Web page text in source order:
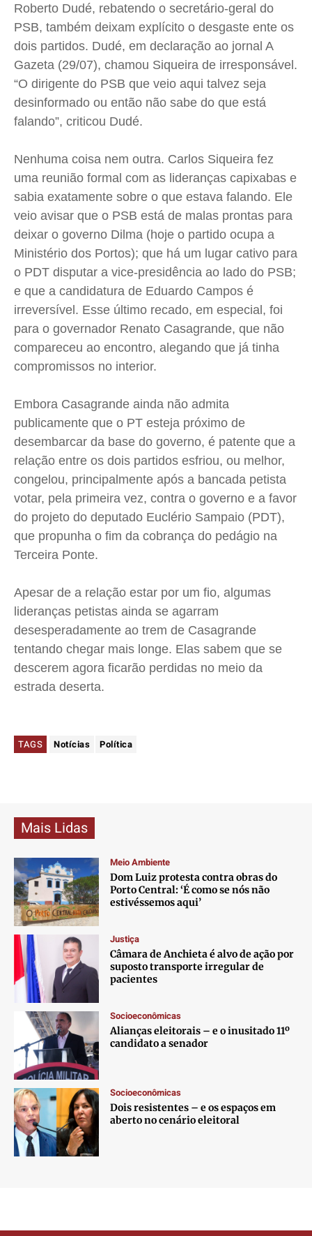
Roberto Dudé, rebatendo o secretário-geral do
PSB, também deixam explícito o desgaste ente os
dois partidos. Dudé, em declaração ao jornal A
Gazeta (29/07), chamou Siqueira de irresponsável.
“O dirigente do PSB que veio aqui talvez seja
desinformado ou então não sabe do que está
falando”, criticou Dudé.
Nenhuma coisa nem outra. Carlos Siqueira fez
uma reunião formal com as lideranças capixabas e
sabia exatamente sobre o que estava falando. Ele
veio avisar que o PSB está de malas prontas para
deixar o governo Dilma (hoje o partido ocupa a
Ministério dos Portos); que há um lugar cativo para
o PDT disputar a vice-presidência ao lado do PSB;
e que a candidatura de Eduardo Campos é
irreversível. Esse último recado, em especial, foi
para o governador Renato Casagrande, que não
compareceu ao encontro, alegando que já tinha
compromissos no interior.
Embora Casagrande ainda não admita
publicamente que o PT esteja próximo de
desembarcar da base do governo, é patente que a
relação entre os dois partidos esfriou, ou melhor,
congelou, principalmente após a bancada petista
votar, pela primeira vez, contra o governo e a favor
do projeto do deputado Euclério Sampaio (PDT),
que propunha o fim da cobrança do pedágio na
Terceira Ponte.
Apesar de a relação estar por um fio, algumas
lideranças petistas ainda se agarram
desesperadamente ao trem de Casagrande
tentando chegar mais longe. Elas sabem que se
descerem agora ficarão perdidas no meio da
estrada deserta.
TAGS Notícias Política
Mais Lidas
Meio Ambiente
Dom Luiz protesta contra obras do
Porto Central: ‘É como se nós não
estivéssemos aqui’
Justiça
Câmara de Anchieta é alvo de ação por
suposto transporte irregular de
pacientes
Socioeconômicas
Alianças eleitorais – e o inusitado 11º
candidato a senador
Socioeconômicas
Dois resistentes – e os espaços em
aberto no cenário eleitoral